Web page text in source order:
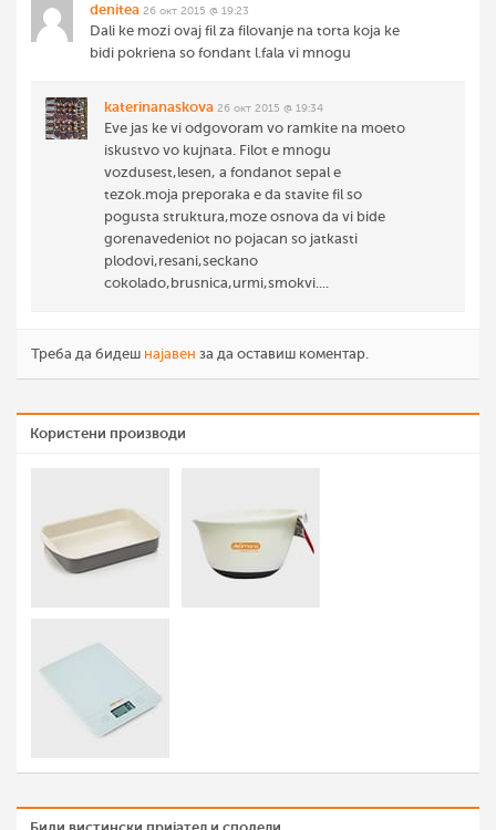
denitea 26 окт 2015 @ 19:23
Dali ke mozi ovaj fil za filovanje na torta koja ke
bidi pokriena so fondant l.fala vi mnogu
katerinanaskova 26 окт 2015 @ 19:34
Eve jas ke vi odgovoram vo ramkite na moeto
iskustvo vo kujnata. Filot e mnogu
vozdusest,lesen, a fondanot sepal e
tezok.moja preporaka e da stavite fil so
pogusta struktura,moze osnova da vi bide
gorenavedeniot no pojacan so jatkasti
plodovi,resani,seckano
cokolado,brusnica,urmi,smokvi....
Треба да бидеш најавен за да оставиш коментар.
Користени производи